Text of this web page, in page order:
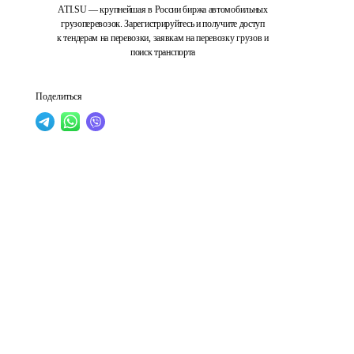
ATI.SU — крупнейшая в России биржа автомобильных
грузоперевозок. Зарегистрируйтесь и получите доступ
к тендерам на перевозки, заявкам на перевозку грузов и
поиск транспорта
Поделиться